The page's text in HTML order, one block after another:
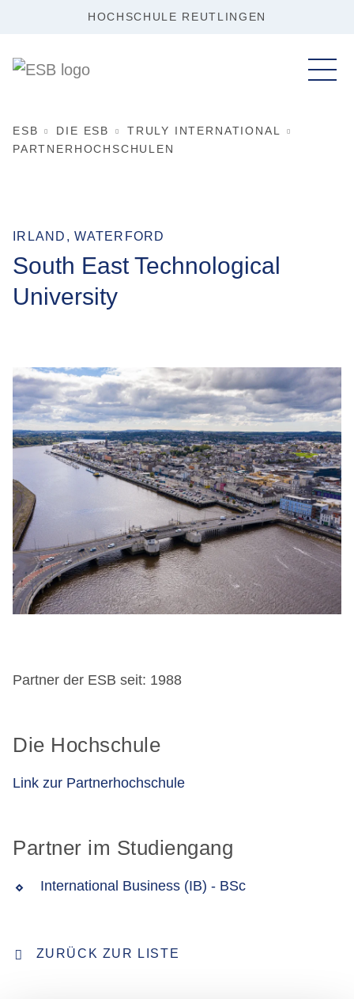
HOCHSCHULE REUTLINGEN
ESB DIE ESB
TRULY INTERNATIONAL
PARTNERHOCHSCHULEN
IRLAND, WATERFORD
South East Technological
University
Partner der ESB seit: 1988
Die Hochschule
Link zur Partnerhochschule
Partner im Studiengang
International Business (IB) - BSc
ZURÜCK ZUR LISTE